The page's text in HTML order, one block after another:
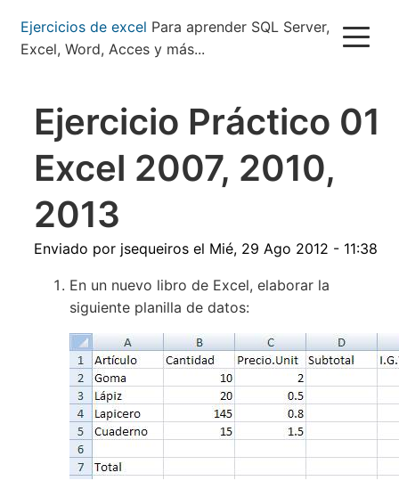
Pasar
contenido
Ejercicios de excel Para aprender SQL Server,
Excel, Word, Acces y más...
Ejercicio Práctico 01
Excel 2007, 2010,
2013
Enviado por jsequeiros el Mié, 29 Ago 2012 - 11:38
En un nuevo libro de Excel, elaborar la
siguiente planilla de datos: